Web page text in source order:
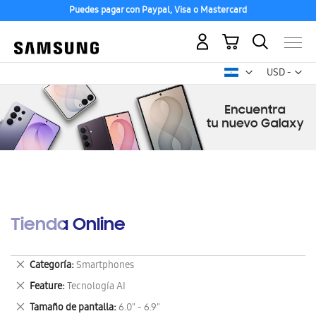
Puedes pagar con Paypal, Visa o Mastercard
USD -
dólar
Mi carrito
Tienda Online
Categoría Smartphones
Eliminar
este
artículo
Feature Tecnología AI
Eliminar
este
Tamaño de pantalla 6.0" - 6.9"
Eliminar